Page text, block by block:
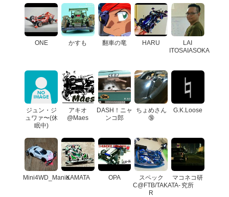
ONE かすも 翻車の竜 HARU
LAI
ITOSAIASOKA
ジュン・ジ
ュワァ〜(休
眠中)
アキオ
@Maes
DASH！ニャ
ンコ郎
ちょめさん
🔞
G.K.Loose
Mini4WD_ManiaKAMATA OPA
スペック
C@FTB/TAKATA-
R
マコネコ研
究所